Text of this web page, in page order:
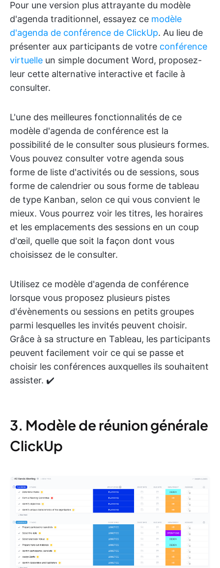
Pour une version plus attrayante du modèle
d'agenda traditionnel, essayez ce modèle
d'agenda de conférence de ClickUp. Au lieu de
présenter aux participants de votre conférence
virtuelle un simple document Word, proposez-
leur cette alternative interactive et facile à
consulter.
L'une des meilleures fonctionnalités de ce
modèle d'agenda de conférence est la
possibilité de le consulter sous plusieurs formes.
Vous pouvez consulter votre agenda sous
forme de liste d'activités ou de sessions, sous
forme de calendrier ou sous forme de tableau
de type Kanban, selon ce qui vous convient le
mieux. Vous pourrez voir les titres, les horaires
et les emplacements des sessions en un coup
d'œil, quelle que soit la façon dont vous
choisissez de le consulter.
Utilisez ce modèle d'agenda de conférence
lorsque vous proposez plusieurs pistes
d'évènements ou sessions en petits groupes
parmi lesquelles les invités peuvent choisir.
Grâce à sa structure en Tableau, les participants
peuvent facilement voir ce qui se passe et
choisir les conférences auxquelles ils souhaitent
assister. ✔️
3. Modèle de réunion générale
ClickUp